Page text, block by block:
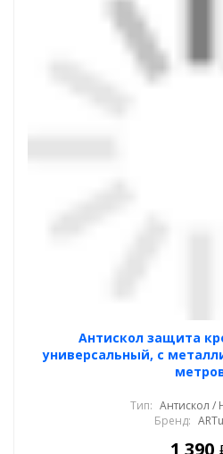
Антискол защита
универсальный, с
Тип: Антискол /
Бренд:
1 390